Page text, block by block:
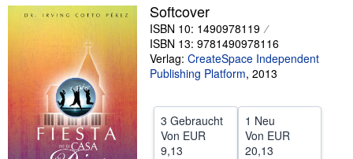
Verkäufer werden
SCHLIESSEN
Softcover
ISBN 10: 1490978119
ISBN 13: 9781490978116
Verlag: CreateSpace Independent
Publishing Platform, 2013
3 Gebraucht
Von EUR
9,13
1 Neu
Von EUR
20,13